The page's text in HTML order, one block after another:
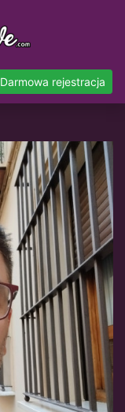
Darmowa rejestracja